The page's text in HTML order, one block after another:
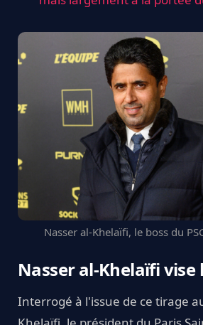
Nasser al-Khelaïfi, le boss du
Nasser al-Khelaïfi
Interrogé à l'issue de ce tirage